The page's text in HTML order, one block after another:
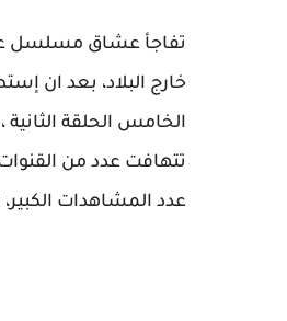
تفاجأ عشاق مسلسل
خارج البلاد، بعد ان
تتهافت عدد من القنوات
عدد المشاهدات